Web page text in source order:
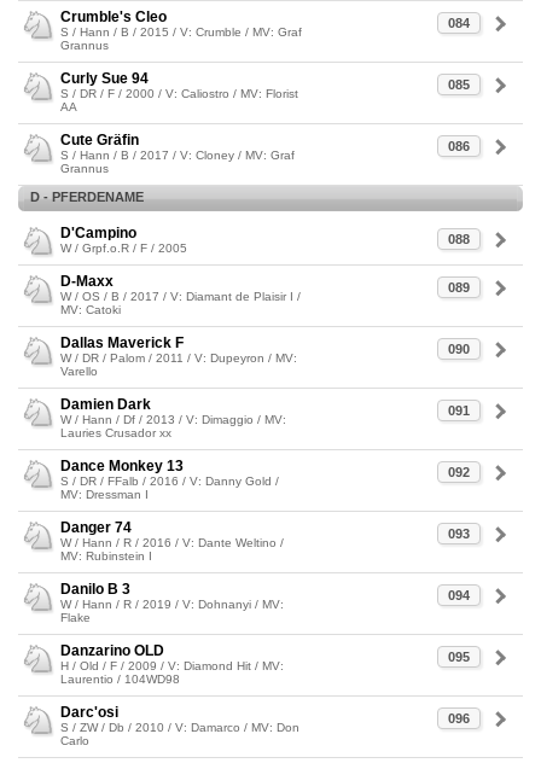
084
Crumble's Cleo
S / Hann / B / 2015 / V: Crumble / MV: Graf
Grannus
085
Curly Sue 94
S / DR / F / 2000 / V: Caliostro / MV: Florist
AA
086
Cute Gräfin
S / Hann / B / 2017 / V: Cloney / MV: Graf
Grannus
D - PFERDENAME
088
D'Campino
W / Grpf.o.R / F / 2005
089
D-Maxx
W / OS / B / 2017 / V: Diamant de Plaisir I /
MV: Catoki
090
Dallas Maverick F
W / DR / Palom / 2011 / V: Dupeyron / MV:
Varello
091
Damien Dark
W / Hann / Df / 2013 / V: Dimaggio / MV:
Lauries Crusador xx
092
Dance Monkey 13
S / DR / FFalb / 2016 / V: Danny Gold /
MV: Dressman I
093
Danger 74
W / Hann / R / 2016 / V: Dante Weltino /
MV: Rubinstein I
094
Danilo B 3
W / Hann / R / 2019 / V: Dohnanyi / MV:
Flake
095
Danzarino OLD
H / Old / F / 2009 / V: Diamond Hit / MV:
Laurentio / 104WD98
096
Darc'osi
S / ZW / Db / 2010 / V: Damarco / MV: Don
Carlo